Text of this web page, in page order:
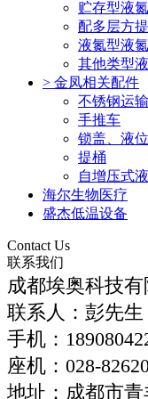
贮存型液
配多层方
液氮型液
其他类型
> 金凤相关配件
不锈钢运
手推车
锁盖、液
提桶
自增压式
海尔生物医疗
盛杰低温设备
Contact Us
联系我们
成都埃奥科技有
联系人：彭先生
手机：
座机： 028-
地址：成都市青